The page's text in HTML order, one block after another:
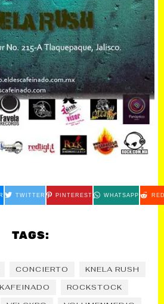
TWITTER PINTEREST WHATSAPP
TAGS:
CONCIERTO
KNELA RUSH
ROCKSTOCK